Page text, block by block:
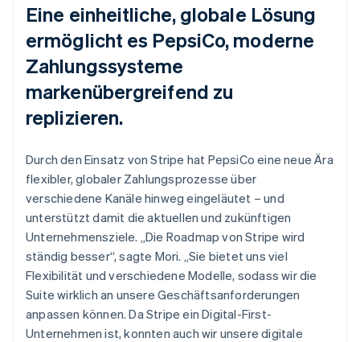
Eine einheitliche, globale Lösung
ermöglicht es PepsiCo, moderne
Zahlungssysteme
markenübergreifend zu
replizieren.
Durch den Einsatz von Stripe hat PepsiCo eine neue Ära
flexibler, globaler Zahlungsprozesse über
verschiedene Kanäle hinweg eingeläutet – und
unterstützt damit die aktuellen und zukünftigen
Unternehmensziele. „Die Roadmap von Stripe wird
ständig besser“, sagte Mori. „Sie bietet uns viel
Flexibilität und verschiedene Modelle, sodass wir die
Suite wirklich an unsere Geschäftsanforderungen
anpassen können. Da Stripe ein Digital-First-
Unternehmen ist, konnten auch wir unsere digitale